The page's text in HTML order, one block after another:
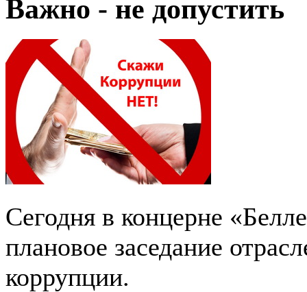
Важно - не допустить
Сегодня в концерне
плановое заседание
коррупции.